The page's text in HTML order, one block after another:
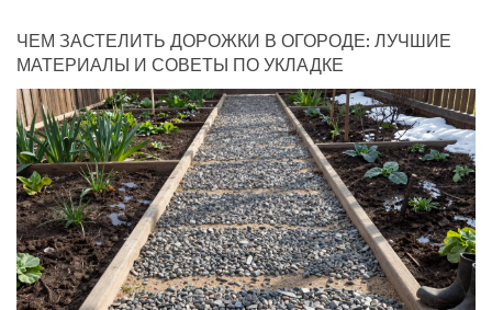
ЧЕМ ЗАСТЕЛИТЬ ДОРОЖКИ В ОГОРОДЕ: ЛУЧШИЕ
МАТЕРИАЛЫ И СОВЕТЫ ПО УКЛАДКЕ